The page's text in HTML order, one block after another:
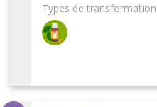
Types de transformation